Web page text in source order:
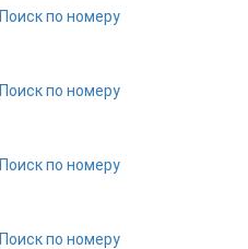
Поиск по номеру
Поиск по номеру
Поиск по номеру
Поиск по номеру